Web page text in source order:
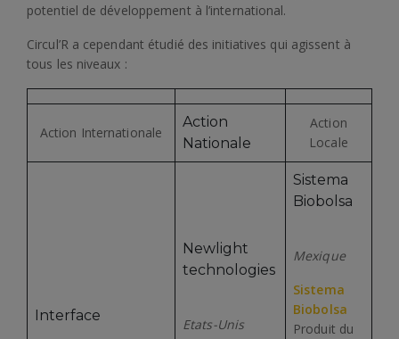
potentiel de développement à l’international.
Circul’R a cependant étudié des initiatives qui agissent à
tous les niveaux :
Action Internationale
Action
Nationale
Action
Locale
Interface
Newlight
technologies
Etats-Unis
Sistema
Biobolsa
Mexique
Sistema
Biobolsa
Produit du